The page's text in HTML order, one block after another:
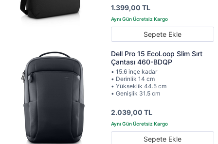
1.399,00 TL
Sepete Ekle
Dell Pro 15 EcoLoop Slim Sırt
Çantası 460-BDQP
• 15.6 inçe kadar
• Derinlik 14 cm
• Yükseklik 44.5 cm
• Genişlik 31.5 cm
2.039,00 TL
Sepete Ekle